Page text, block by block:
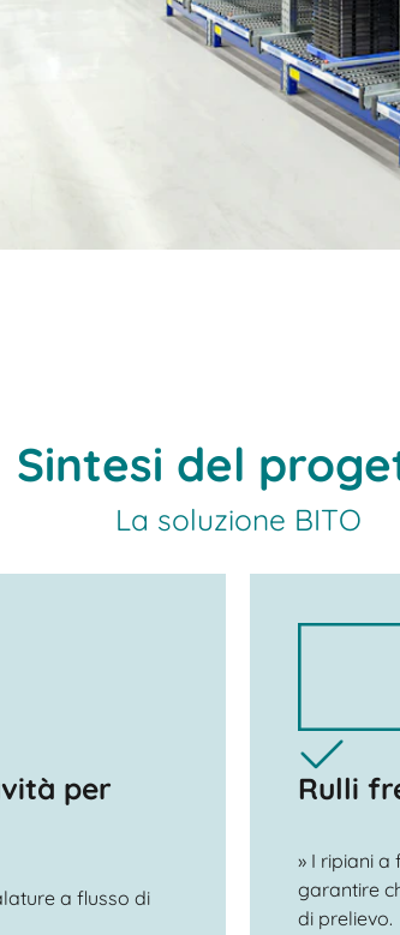
Sintesi del
La soluzione BITO
per
a flusso di
Rulli
» I ripiani
garantire
di prelievo.